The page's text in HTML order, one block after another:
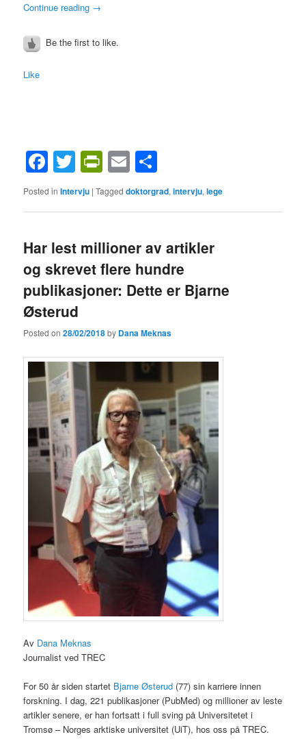
Continue reading →
Be the first to like.
Like
Facebook
Twitter
PrintFriendly
Email
Posted in Intervju |Tagged doktorgrad,intervju,lege
Har lest millioner av artikler
og skrevet flere hundre
publikasjoner: Dette er Bjarne
Østerud
Posted on28/02/2018by Dana Meknas
Av Dana Meknas
Journalist ved TREC
For 50 år siden startet Bjarne Østerud (77) sin karriere innen
forskning. I dag, 221 publikasjoner (PubMed) og millioner av leste
artikler senere, er han fortsatt i full sving på Universitetet i
Tromsø – Norges arktiske universitet (UiT), hos oss på TREC.